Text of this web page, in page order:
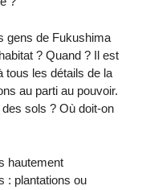
gens de Fukushima
? Quand ? Il est
tous les détails de la
au parti au pouvoir.
sols ? Où doit-on
hautement
: plantations ou